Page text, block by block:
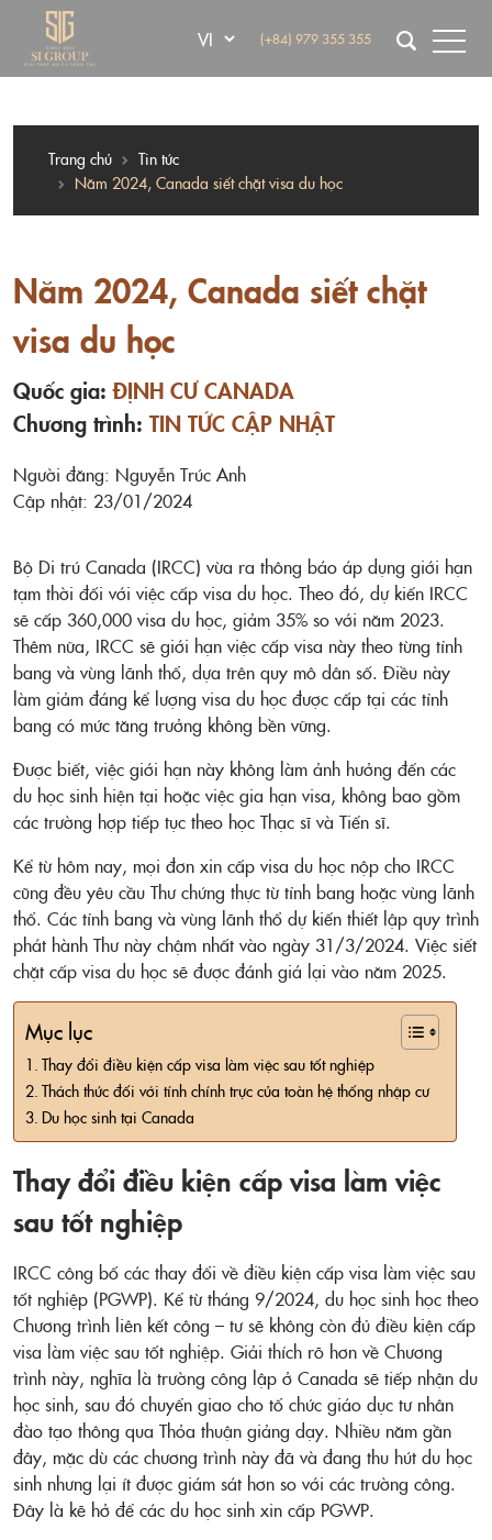
(+84) 979 355 355
Trang chủ
Tin tức
Năm 2024, Canada siết chặt visa du học
Năm 2024, Canada siết chặt
visa du học
Quốc gia: ĐỊNH CƯ CANADA
Chương trình: TIN TỨC CẬP NHẬT
Người đăng: Nguyễn Trúc Anh
Cập nhật: 23/01/2024
Bộ Di trú Canada (IRCC) vừa ra thông báo áp dụng giới hạn
tạm thời đối với việc cấp visa du học. Theo đó, dự kiến IRCC
sẽ cấp 360,000 visa du học, giảm 35% so với năm 2023.
Thêm nữa, IRCC sẽ giới hạn việc cấp visa này theo từng tỉnh
bang và vùng lãnh thổ, dựa trên quy mô dân số. Điều này
làm giảm đáng kể lượng visa du học được cấp tại các tỉnh
bang có mức tăng trưởng không bền vững.
Được biết, việc giới hạn này không làm ảnh hưởng đến các
du học sinh hiện tại hoặc việc gia hạn visa, không bao gồm
các trường hợp tiếp tục theo học Thạc sĩ và Tiến sĩ.
Kể từ hôm nay, mọi đơn xin cấp visa du học nộp cho IRCC
cũng đều yêu cầu Thư chứng thực từ tỉnh bang hoặc vùng lãnh
thổ. Các tỉnh bang và vùng lãnh thổ dự kiến thiết lập quy trình
phát hành Thư này chậm nhất vào ngày 31/3/2024. Việc siết
chặt cấp visa du học sẽ được đánh giá lại vào năm 2025.
Mục lục
Thay đổi điều kiện cấp visa làm việc sau tốt nghiệp
Thách thức đối với tính chính trực của toàn hệ thống nhập cư
Du học sinh tại Canada
Thay đổi điều kiện cấp visa làm việc
sau tốt nghiệp
IRCC công bố các thay đổi về điều kiện cấp visa làm việc sau
tốt nghiệp (PGWP). Kể từ tháng 9/2024, du học sinh học theo
Chương trình liên kết công – tư sẽ không còn đủ điều kiện cấp
visa làm việc sau tốt nghiệp. Giải thích rõ hơn về Chương
trình này, nghĩa là trường công lập ở Canada sẽ tiếp nhận du
học sinh, sau đó chuyển giao cho tổ chức giáo dục tư nhân
đào tạo thông qua Thỏa thuận giảng dạy. Nhiều năm gần
đây, mặc dù các chương trình này đã và đang thu hút du học
sinh nhưng lại ít được giám sát hơn so với các trường công.
Đây là kẽ hở để các du học sinh xin cấp PGWP.